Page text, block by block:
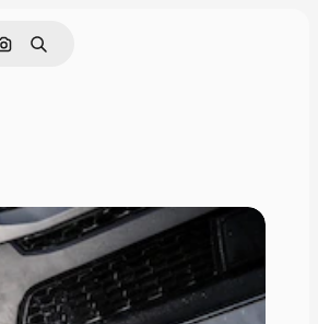
Pesquisar por imagem
Buscar